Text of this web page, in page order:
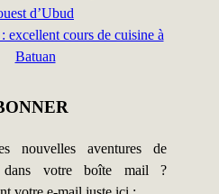
d’Ubud
excellent cours de cuisine à
Batuan
nouvelles aventures de
dans votre boîte mail ?